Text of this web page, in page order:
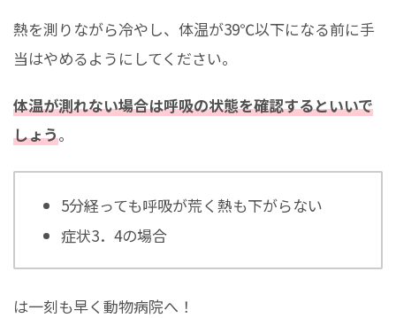
熱を測りながら冷やし、体温が39℃以下になる前に手
当はやめるようにしてください。
体温が測れない場合は呼吸の状態を確認するといいで
しょう。
5分経っても呼吸が荒く熱も下がらない
症状3．4の場合
は一刻も早く動物病院へ！